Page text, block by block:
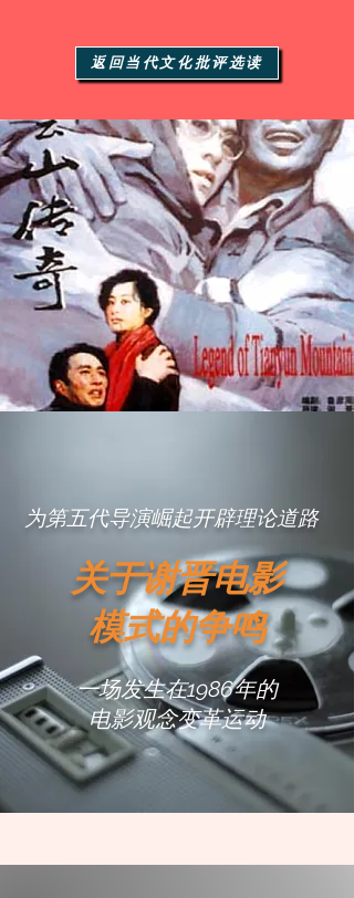
​为第五代导演崛起开辟理论道路
关于谢晋电影
模式的争鸣
一场发生在1986年的
电影观念变革运动
返回当代文化批评选读